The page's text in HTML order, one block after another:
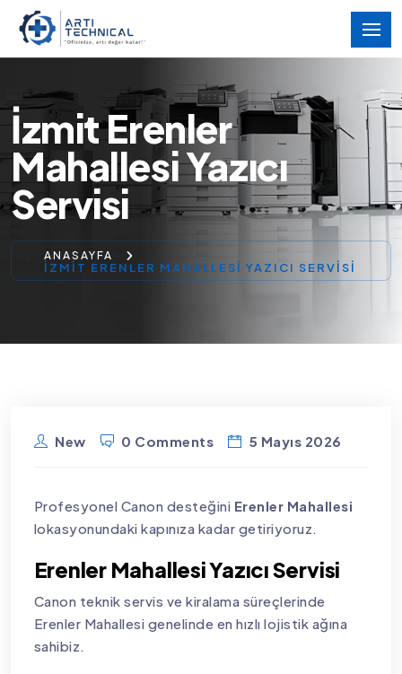
İzmit Erenler
Mahallesi Yazıcı
Servisi
ANASAYFA
İZMIT ERENLER MAHALLESI YAZICI SERVISI
New 0 Comments 5 Mayıs 2026
Profesyonel Canon desteğini Erenler Mahallesi
lokasyonundaki kapınıza kadar getiriyoruz.
Erenler Mahallesi Yazıcı Servisi
Canon teknik servis ve kiralama süreçlerinde
Erenler Mahallesi genelinde en hızlı lojistik ağına
sahibiz.